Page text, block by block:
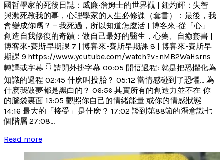
國哲學家的死後日誌：威廉‧詹姆士的世界觀 | 鍾灼輝：失智
與瀕死教我的事，心理學家的人生必修課（套書）：最後，我
會變成你嗎？＋我死過，所以知道怎麼活 | 博客來-從「心」
創造自我修復的奇蹟：做自己最好的醫生，心藥、自癒套書 |
博客來-賽斯早期課 7 | 博客來-賽斯早期課 8 | 博客來-賽斯早
期課 9 https://www.youtube.com/watch?v=nMB2WaHsrns
轉譯或字幕 👇 請開外掛字幕 00:05 開悟過程: 就是把恐懼化為
知識的過程 02:45 什麽叫投胎？ 05:12 當情感碰到了恐懼... 為
什麽我做夢都是黑白的？ 06:56 其實所有的創造力並不在 你
的腦袋裏面 13:05 觀照你自己的情緒能量 或你的情感狀態
14:16 最大的「接受」是什麽？ 17:02 談到第88節的潛意識七
個階層 27:08...
Read more